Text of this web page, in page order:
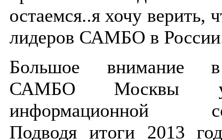
остаемся..я хочу верить,
лидеров САМБО в
Большое внимание
САМБО Москвы
информационной
Подводя итоги 2013